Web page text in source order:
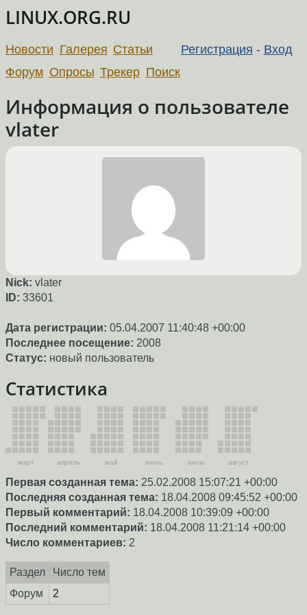
LINUX.ORG.RU
Регистрация - Вход
Новости Галерея Статьи
Форум Опросы Трекер Поиск
Информация о пользователе
vlater
Nick: vlater
ID: 33601
Дата регистрации: 05.04.2007 11:40:48 +00:00
Последнее посещение: 2008
Статус: новый пользователь
Статистика
март апрель май июнь июль август
Первая созданная тема: 25.02.2008 15:07:21 +00:00
Последняя созданная тема: 18.04.2008 09:45:52 +00:00
Первый комментарий: 18.04.2008 10:39:09 +00:00
Последний комментарий: 18.04.2008 11:21:14 +00:00
Число комментариев: 2
Раздел
Число тем
Форум
2